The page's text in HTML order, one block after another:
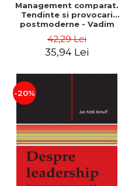
Management comparat.
Tendinte si provocari
postmoderne - Vadim
42,29 Lei
35,94 Lei
-20%